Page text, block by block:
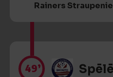
Rainers
49’